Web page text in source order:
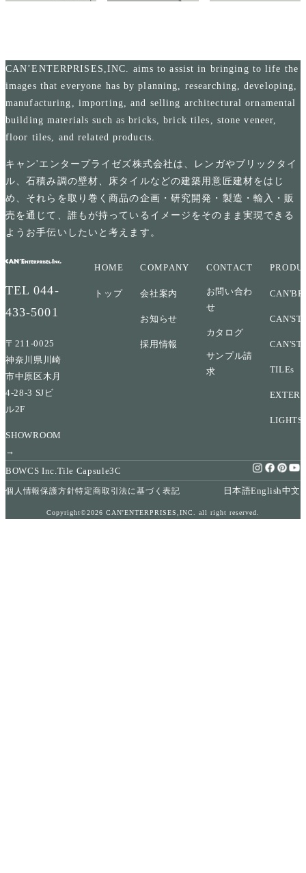
CAN’ENTERPRISES,INC. aims to assist in bringing to life the
images that everyone has by planning, researching, developing,
manufacturing, importing, and selling architectural ornamental
building materials such as bricks, brick tiles, stone veneer,
floor tiles, and related products.
キャン'エンタープライゼズ株式会社は、レンガやブリックタイ
ル、石積み調の壁材、床タイルなどの建築用意匠建材をはじ
め、それらを取り巻く商品の企画・研究開発・製造・輸入・販
売を通じて、誰もが持っているイメージをそのまま実現できる
ようお手伝いしたいと考えます。
TEL044-
433-5001
〒211-0025
神奈川県川崎
市中原区木月
4-28-3 SJビ
ル2F
SHOWROOM
→
HOME
トップ
COMPANY
会社案内
お知らせ
採用情報
CONTACT
お問い合わ
せ
カタログ
サンプル請
求
TILEs
LIGHTS
BOWCS Inc. Tile Capsule3C
個人情報保護方針特定商取引法に基づく表記 日本語English中文
Copyright©2026 CAN'ENTERPRISES,INC. all right reserved.